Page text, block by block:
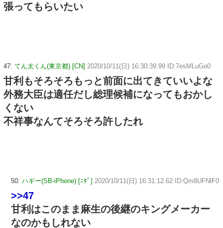
張ってもらいたい
47: てん太くん(東京都) [CN] 2020/10/11(日) 16:30:39.99 ID:7esMLuGo0
甘利もそろそろもっと前面に出てきていいよな
外務大臣は適任だし総理候補になってもおかし
くない
不祥事なんてそろそろ許したれ
50: ハギー(SB-iPhone) [ﾆﾀﾞ] 2020/10/11(日) 16:31:12.62 ID:Qm8UFNlF0
>>47
甘利はこのまま麻生の後継のキングメーカー
なのかもしれない